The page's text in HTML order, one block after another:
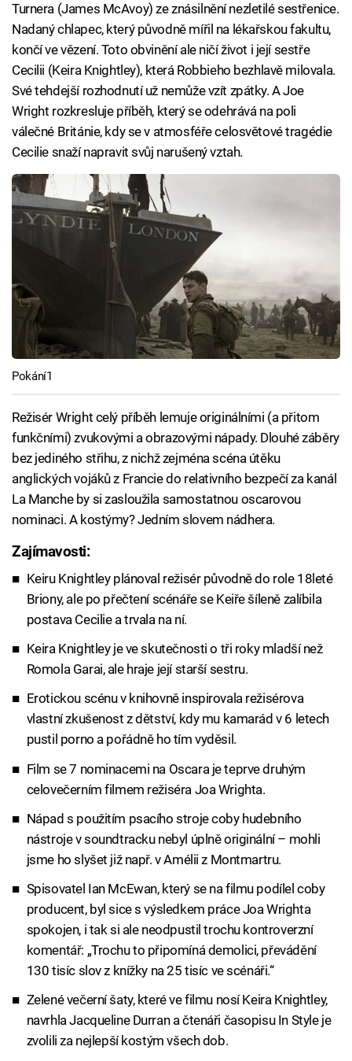
Turnera (James McAvoy) ze znásilnění nezletilé sestřenice.
Nadaný chlapec, který původně mířil na lékařskou fakultu,
končí ve vězení. Toto obvinění ale ničí život i její sestře
Cecilii (Keira Knightley), která Robbieho bezhlavě milovala.
Své tehdejší rozhodnutí už nemůže vzít zpátky. A Joe
Wright rozkresluje příběh, který se odehrává na poli
válečné Británie, kdy se v atmosféře celosvětové tragédie
Cecilie snaží napravit svůj narušený vztah.
Pokání1
Režisér Wright celý příběh lemuje originálními (a přitom
funkčními) zvukovými a obrazovými nápady. Dlouhé záběry
bez jediného střihu, z nichž zejména scéna útěku
anglických vojáků z Francie do relativního bezpečí za kanál
La Manche by si zasloužila samostatnou oscarovou
nominaci. A kostýmy? Jedním slovem nádhera.
Zajímavosti:
Keiru Knightley plánoval režisér původně do role 18leté
Briony, ale po přečtení scénáře se Keiře šíleně zalíbila
postava Cecilie a trvala na ní.
Keira Knightley je ve skutečnosti o tři roky mladší než
Romola Garai, ale hraje její starší sestru.
Erotickou scénu v knihovně inspirovala režisérova
vlastní zkušenost z dětství, kdy mu kamarád v 6 letech
pustil porno a pořádně ho tím vyděsil.
Film se 7 nominacemi na Oscara je teprve druhým
celovečerním filmem režiséra Joa Wrighta.
Nápad s použitím psacího stroje coby hudebního
nástroje v soundtracku nebyl úplně originální – mohli
jsme ho slyšet již např. v Amélii z Montmartru.
Spisovatel Ian McEwan, který se na filmu podílel coby
producent, byl sice s výsledkem práce Joa Wrighta
spokojen, i tak si ale neodpustil trochu kontroverzní
komentář: „Trochu to připomíná demolici, převádění
130 tisíc slov z knížky na 25 tisíc ve scénáři.“
Zelené večerní šaty, které ve filmu nosí Keira Knightley,
navrhla Jacqueline Durran a čtenáři časopisu In Style je
zvolili za nejlepší kostým všech dob.